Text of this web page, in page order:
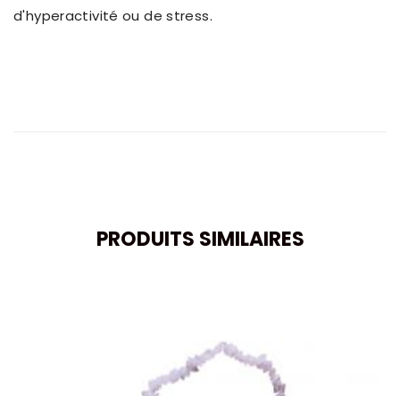
d'hyperactivité ou de stress.
PRODUITS SIMILAIRES